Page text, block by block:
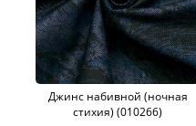
Джинс набивной (ночная
стихия) (010266)